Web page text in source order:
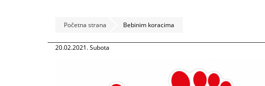
Početna strana Bebinim koracima
20.02.2021. Subota